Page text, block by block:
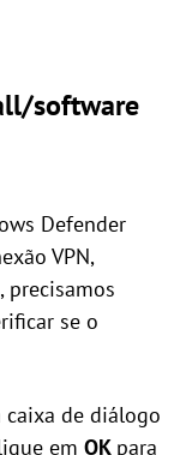
software
Defender
VPN,
precisamos
se o
caixa de diálogo
em OK para